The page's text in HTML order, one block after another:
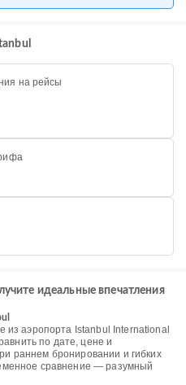
на рейсы
идеальные впечатления
аэропорта Istanbul International
по дате, цене и
раннем бронировании и гибких
сравнение — разумный